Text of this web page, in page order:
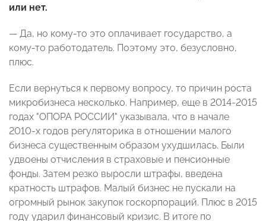
или нет.
— Да, но кому-то это оплачивает государство, а
кому-то работодатель. Поэтому это, безусловно,
плюс.
Если вернуться к первому вопросу, то причин роста
микробизнеса несколько. Например, еще в 2014-2015
годах "ОПОРА РОССИИ" указывала, что в начале
2010-х годов регуляторика в отношении малого
бизнеса существенным образом ухудшилась. Были
удвоены отчисления в страховые и пенсионные
фонды. Затем резко выросли штрафы, введена
кратность штрафов. Малый бизнес не пускали на
огромный рынок закупок госкорпораций. Плюс в 2015
году ударил финансовый кризис. В итоге по